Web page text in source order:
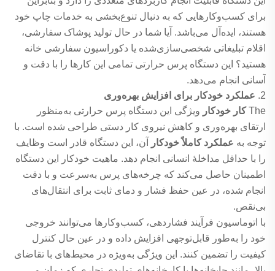
برای کسب‌وکارهایی که به دنبال تنوع‌بخشی به خدمات چاپ خود
هستند، ایده‌آل می‌باشد. آیا شما در حال تولید پوشاک سفارشی،
اقلام تبلیغاتی شخصی‌سازی‌شده یا دکوراسیون سفارشی خانه
هستید؟ این دستگاه پرس حرارتی تمامی این کارها را با دقت و
آسانی انجام می‌دهد.
2. عملکرد خودکار برای افزایش بهره‌وری
The کار خودکار ویژگی این دستگاه پرس حرارتی به‌منظور
ارتقای بهره‌وری و کاهش نیروی کار دستی طراحی شده است. با
توجه به عملکرد کاملاً خودکار
آن، این دستگاه قادر است وظایف
را با حداقل مداخلهٔ انسانی انجام دهد. ماهیت خودکار این دستگاه
اطمینان حاصل می‌کند که چرخه‌های پرس به‌سرعت و با دقت
انجام شده، در عین حفظ فشار و دمای ثابت برای انتقال‌های
بی‌نقص.
با اتوماسیون فرآیند فشاردهی، کسب‌وکارها می‌توانند خروجی
خود را به‌طور قابل‌توجهی افزایش داده و در عین حال کنترل
کیفیت را تضمین کنند. این ویژگی به‌ویژه در محیط‌های با تقاضای